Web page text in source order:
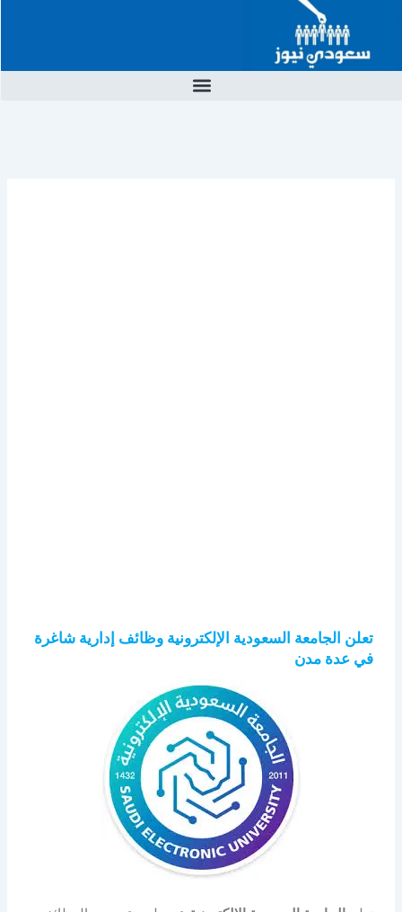
المحتوى
تعلن الجامعة السعودية الإلكترونية وظائف إدارية شاغرة
في عدة مدن